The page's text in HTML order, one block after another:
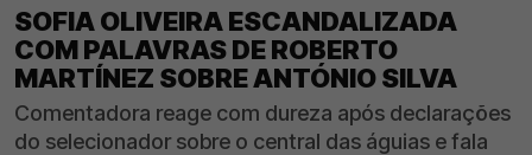
SOFIA OLIVEIRA ESCANDALIZADA
COM PALAVRAS DE ROBERTO
MARTÍNEZ SOBRE ANTÓNIO SILVA
Comentadora reage com dureza após declarações
do selecionador sobre o central das águias e fala